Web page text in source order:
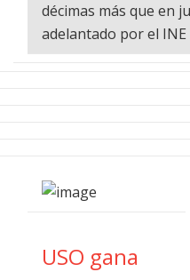
décimas más que en
adelantado por el INE
USO gana